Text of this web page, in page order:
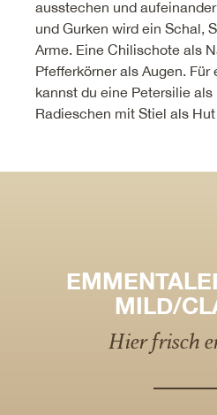
ausstechen und
und Gurken wird ein Schal,
Arme. Eine Chilischote als
Pfefferkörner als Augen. Für
kannst du eine Petersilie
Radieschen mit Stiel als Hut
MILD/
Hier frisch